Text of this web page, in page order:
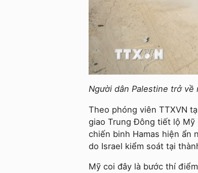
Người dân Palestine trở về
Theo phóng viên TTXVN
giao Trung Đông tiết lộ Mỹ
chiến binh Hamas hiện ẩn
do Israel kiểm soát tại
Mỹ coi đây là bước thí